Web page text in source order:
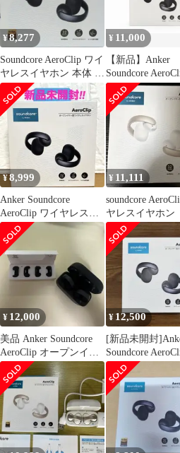
¥8,277
Soundcore AeroClip ワイ
ヤレスイヤホン 本体 新
品未使用
¥ 11,000
【新品】Anker
Soundcore
ホA3388N11
¥8,999
Anker Soundcore
AeroClip ワイヤレスイ
ヤホン
¥ 11,111
soundcore
ヤレスイヤホン
¥ 12,000
美品 Anker Soundcore
AeroClip オープンイヤ
ーイヤホン
¥ 12,500
[新品未開封
Soundcore